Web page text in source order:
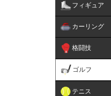
フィギュア
カーリング
格闘技
ゴルフ
テニス